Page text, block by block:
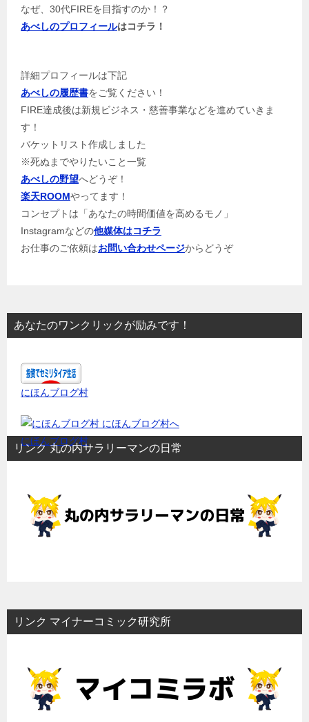
なぜ、30代FIREを目指すのか！？
あべしのプロフィールはコチラ！
詳細プロフィールは下記
あべしの履歴書をご覧ください！
FIRE達成後は新規ビジネス・慈善事業などを進めていきま
す！
バケットリスト作成しました
※死ぬまでやりたいこと一覧
あべしの野望へどうぞ！
楽天ROOMやってます！
コンセプトは「あなたの時間価値を高めるモノ」
Instagramなどの他媒体はコチラ
お仕事のご依頼はお問い合わせページからどうぞ
あなたのワンクリックが励みです！
にほんブログ村
にほんブログ村
リンク 丸の内サラリーマンの日常
リンク マイナーコミック研究所